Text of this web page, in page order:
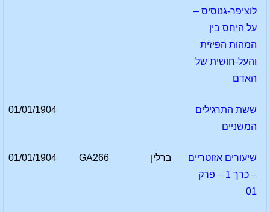
לוציפר-גנוסיס –
על היחס בין
המהות הפיזית
והעל-חושית של
האדם
ששת התרגילים
המשניים
01/01/1904
שיעורים אזוטריים
– כרך 1 – פרק
01
ברלין GA266
01/01/1904